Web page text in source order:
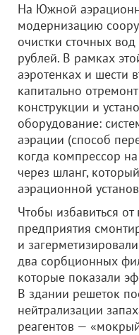
На Южной
модернизацию
очистки сточных
рублей. В рамках
аэротенках и шести
капитально
конструкции и
оборудование:
аэрации (способ
когда компрессор на
через шланг,
аэрационной
Чтобы избавиться
предприятия
и
два сорбционных
которые показали
В здании решеток
нейтрализации
реагентов —